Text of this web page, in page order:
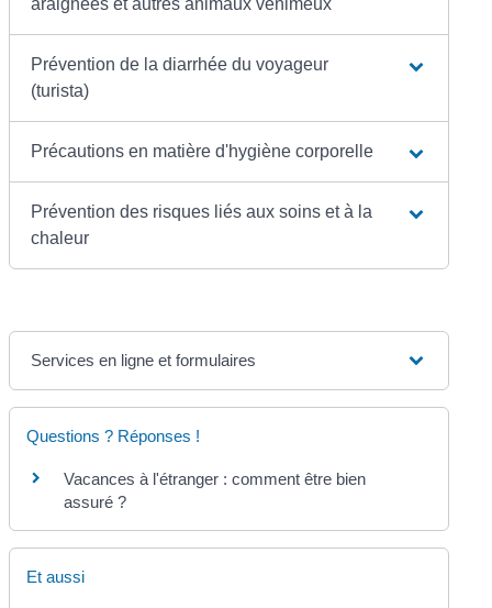
araignées et autres animaux venimeux
Prévention de la diarrhée du voyageur
(turista)
Précautions en matière d'hygiène corporelle
Prévention des risques liés aux soins et à la
chaleur
Services en ligne et formulaires
Questions ? Réponses !
Vacances à l'étranger : comment être bien
assuré ?
Et aussi